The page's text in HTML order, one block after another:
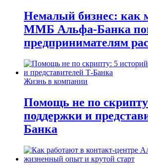
Немалый бизнес: как
ММБ Альфа-Банка
предпринимателям
Жизнь в компании
Помощь не по
поддержки и
Банка